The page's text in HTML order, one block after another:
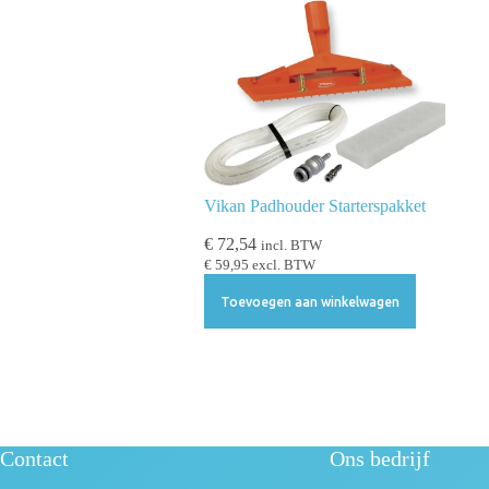
Vikan Padhouder Starterspakket
€ 72,54 incl. BTW
€ 59,95 excl. BTW
Toevoegen aan winkelwagen
Contact Ons bedrijf